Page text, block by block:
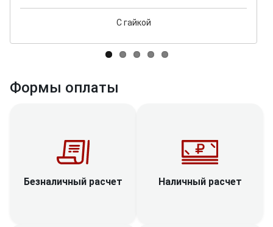
С гайкой
Формы оплаты
Безналичный расчет Наличный расчет